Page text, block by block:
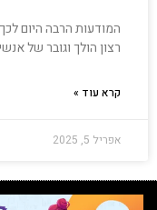
המודעות הרבה היום
רצון הולך וגובר של
קרא עוד »
אפריל 5, 2025